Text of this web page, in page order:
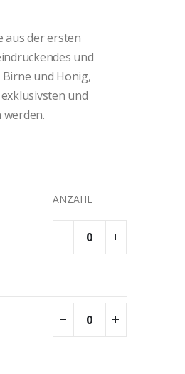
aus der ersten
und
und Honig,
und
ANZAHL